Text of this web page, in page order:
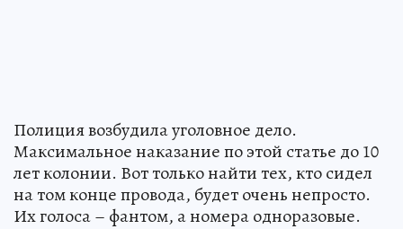
Полиция возбудила уголовное дело.
Максимальное наказание по этой статье до 10
лет колонии. Вот только найти тех, кто сидел
на том конце провода, будет очень непросто.
Их голоса – фантом, а номера одноразовые.